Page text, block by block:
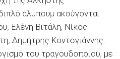
άλμπουμ ακούγονται
Ελένη Βιτάλη, Νίκος
Δημήτρης Κοντογιάννης.
του τραγουδοποιού, με